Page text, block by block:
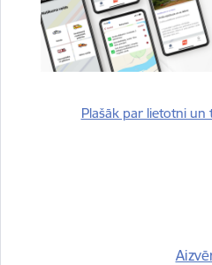
Plašāk par lietotni un